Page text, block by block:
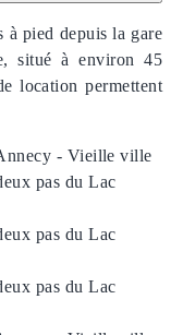
à pied depuis la gare
situé à environ 45
location permettent